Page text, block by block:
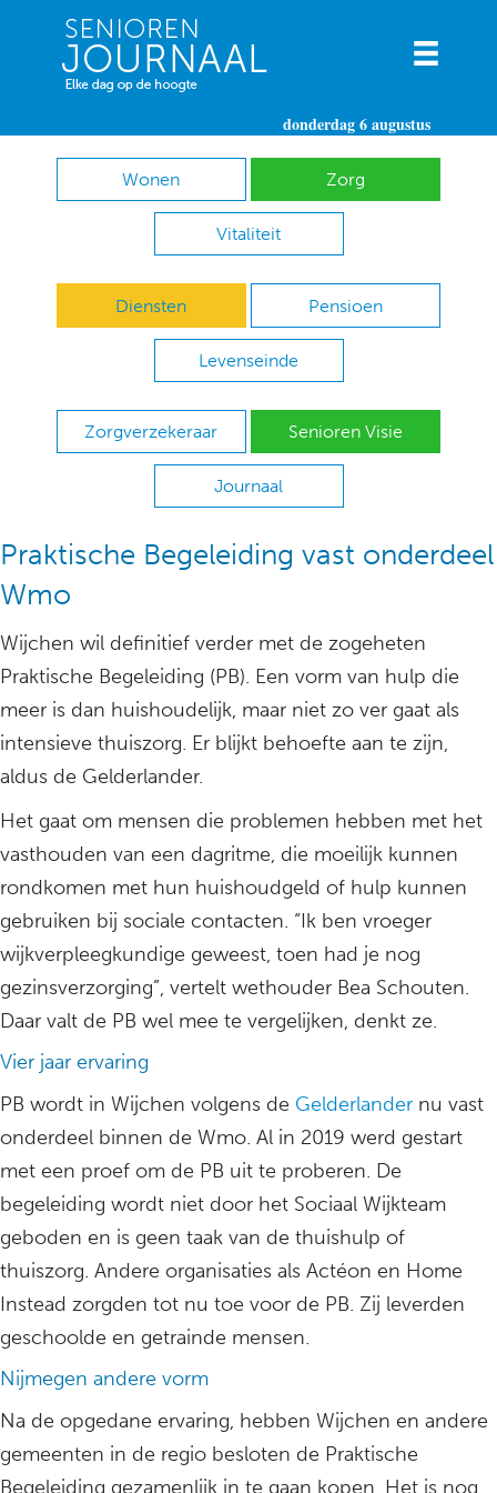
donderdag 6 augustus
Wonen Zorg
Vitaliteit
Diensten Pensioen
Levenseinde
Zorgverzekeraar Senioren Visie
Journaal
Praktische Begeleiding vast onderdeel
Wmo
Wijchen wil definitief verder met de zogeheten
Praktische Begeleiding (PB). Een vorm van hulp die
meer is dan huishoudelijk, maar niet zo ver gaat als
intensieve thuiszorg. Er blijkt behoefte aan te zijn,
aldus de Gelderlander.
Het gaat om mensen die problemen hebben met het
vasthouden van een dagritme, die moeilijk kunnen
rondkomen met hun huishoudgeld of hulp kunnen
gebruiken bij sociale contacten. “Ik ben vroeger
wijkverpleegkundige geweest, toen had je nog
gezinsverzorging”, vertelt wethouder Bea Schouten.
Daar valt de PB wel mee te vergelijken, denkt ze.
Vier jaar ervaring
PB wordt in Wijchen volgens de Gelderlander nu vast
onderdeel binnen de Wmo. Al in 2019 werd gestart
met een proef om de PB uit te proberen. De
begeleiding wordt niet door het Sociaal Wijkteam
geboden en is geen taak van de thuishulp of
thuiszorg. Andere organisaties als Actéon en Home
Instead zorgden tot nu toe voor de PB. Zij leverden
geschoolde en getrainde mensen.
Nijmegen andere vorm
Na de opgedane ervaring, hebben Wijchen en andere
gemeenten in de regio besloten de Praktische
Begeleiding gezamenlijk in te gaan kopen. Het is nog